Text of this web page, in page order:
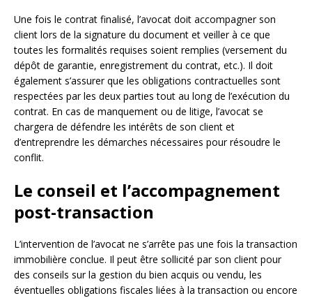
Une fois le contrat finalisé, l’avocat doit accompagner son
client lors de la signature du document et veiller à ce que
toutes les formalités requises soient remplies (versement du
dépôt de garantie, enregistrement du contrat, etc.). Il doit
également s’assurer que les obligations contractuelles sont
respectées par les deux parties tout au long de l’exécution du
contrat. En cas de manquement ou de litige, l’avocat se
chargera de défendre les intérêts de son client et
d’entreprendre les démarches nécessaires pour résoudre le
conflit.
Le conseil et l’accompagnement
post-transaction
L’intervention de l’avocat ne s’arrête pas une fois la transaction
immobilière conclue. Il peut être sollicité par son client pour
des conseils sur la gestion du bien acquis ou vendu, les
éventuelles obligations fiscales liées à la transaction ou encore